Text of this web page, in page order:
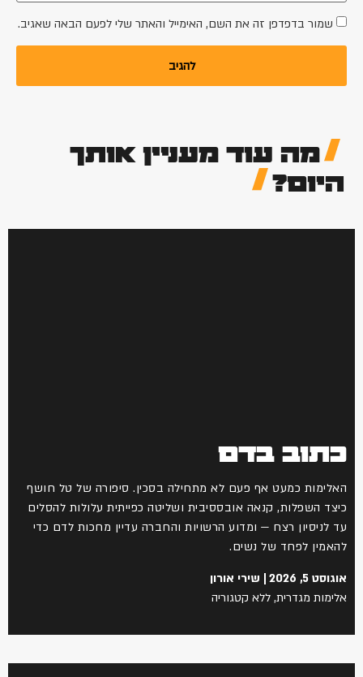
שמור בדפדפן זה את השם, האימייל והאתר שלי לפעם הבאה שאגיב.
מה עוד מעניין אותך
היום?
כתוב בדם
האלימות כמעט אף פעם לא מתחילה בסכין. סיפורה של טל חושף
כיצד השפלות, קנאה אובססיבית ושליטה כפייתית עלולות להסלים
עד לניסיון רצח — ומדוע הרשויות והחברה עדיין מחכות לדם כדי
להאמין לפחד של נשים.
אוגוסט 5, 2026
שירי אורון
אלימות מגדרית, ללא קטגוריה